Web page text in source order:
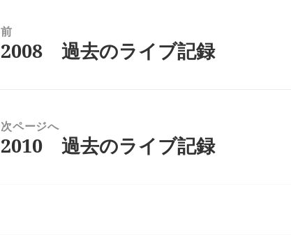
前
前
2008 過去のライブ記録
次ページへ
次
2010 過去のライブ記録